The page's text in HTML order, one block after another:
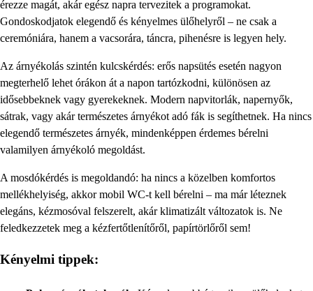
érezze magát, akár egész napra tervezitek a programokat.
Gondoskodjatok elegendő és kényelmes ülőhelyről – ne csak a
ceremóniára, hanem a vacsorára, táncra, pihenésre is legyen hely.
Az árnyékolás szintén kulcskérdés: erős napsütés esetén nagyon
megterhelő lehet órákon át a napon tartózkodni, különösen az
idősebbeknek vagy gyerekeknek. Modern napvitorlák, napernyők,
sátrak, vagy akár természetes árnyékot adó fák is segíthetnek. Ha nincs
elegendő természetes árnyék, mindenképpen érdemes bérelni
valamilyen árnyékoló megoldást.
A mosdókérdés is megoldandó: ha nincs a közelben komfortos
mellékhelyiség, akkor mobil WC-t kell bérelni – ma már léteznek
elegáns, kézmosóval felszerelt, akár klimatizált változatok is. Ne
feledkezzetek meg a kézfertőtlenítőről, papírtörlőről sem!
Kényelmi tippek: